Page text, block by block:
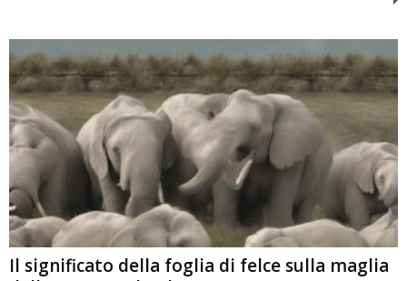
Il significato della foglia di felce sulla maglia